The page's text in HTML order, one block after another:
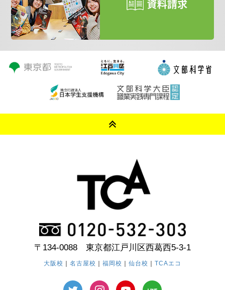
〒134-0088 東京都江戸川区西葛西5-3-1
大阪校 ｜名古屋校 ｜福岡校 仙台校 TCAエコ